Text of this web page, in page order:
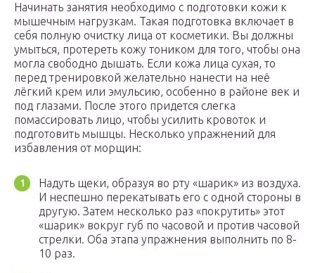
Начинать занятия необходимо с подготовки кожи к
мышечным нагрузкам. Такая подготовка включает в
себя полную очистку лица от косметики. Вы должны
умыться, протереть кожу тоником для того, чтобы она
могла свободно дышать. Если кожа лица сухая, то
перед тренировкой желательно нанести на неё
лёгкий крем или эмульсию, особенно в районе век и
под глазами. После этого придется слегка
помассировать лицо, чтобы усилить кровоток и
подготовить мышцы. Несколько упражнений для
избавления от морщин:
Надуть щеки, образуя во рту «шарик» из воздуха.
И неспешно перекатывать его с одной стороны в
другую. Затем несколько раз «покрутить» этот
«шарик» вокруг губ по часовой и против часовой
стрелки. Оба этапа упражнения выполнить по 8-
10 раз.